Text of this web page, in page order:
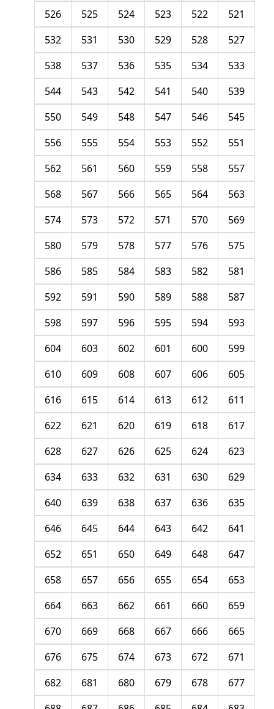
521
522
523
524
525
526
527
528
529
530
531
532
533
534
535
536
537
538
539
540
541
542
543
544
545
546
547
548
549
550
551
552
553
554
555
556
557
558
559
560
561
562
563
564
565
566
567
568
569
570
571
572
573
574
575
576
577
578
579
580
581
582
583
584
585
586
587
588
589
590
591
592
593
594
595
596
597
598
599
600
601
602
603
604
605
606
607
608
609
610
611
612
613
614
615
616
617
618
619
620
621
622
623
624
625
626
627
628
629
630
631
632
633
634
635
636
637
638
639
640
641
642
643
644
645
646
647
648
649
650
651
652
653
654
655
656
657
658
659
660
661
662
663
664
665
666
667
668
669
670
671
672
673
674
675
676
677
678
679
680
681
682